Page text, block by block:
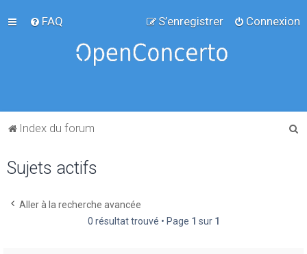
FAQ Connexion
S’enregistrer
Index du forum
Sujets actifs
Aller à la recherche avancée
0 résultat trouvé • Page 1 sur 1